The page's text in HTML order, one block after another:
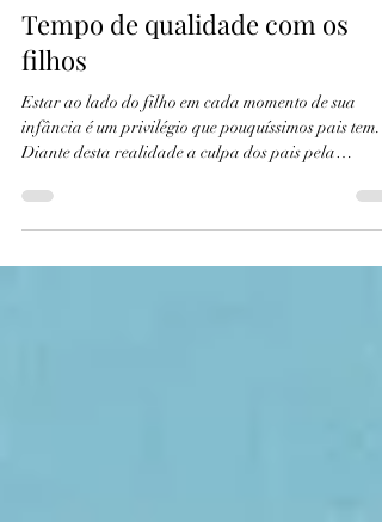
blogsupermae
7 de mai. de 2025
1 min de leitura
Tempo de qualidade com os
filhos
Estar ao lado do filho em cada momento de sua
Diante desta realidade a culpa dos pais pela
ausência, seja ela objetivamente sentida pelas